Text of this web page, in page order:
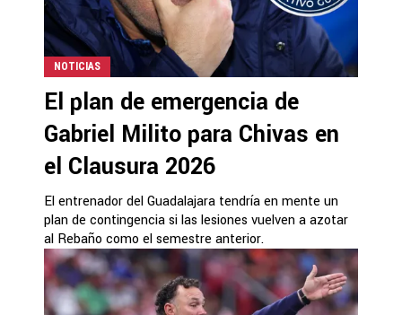
NOTICIAS
El plan de emergencia de
Gabriel Milito para Chivas en
el Clausura 2026
El entrenador del Guadalajara tendría en mente un
plan de contingencia si las lesiones vuelven a azotar
al Rebaño como el semestre anterior.